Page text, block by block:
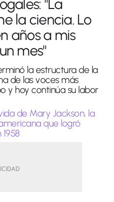
"La
la ciencia. Lo
años a mis
mes"
la estructura de la
de las voces más
y hoy continúa su labor
de Mary Jackson, la
que logró